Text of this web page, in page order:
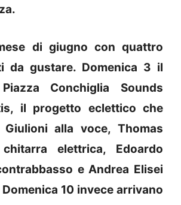
di giugno con quattro
da gustare. Domenica 3 il
Conchiglia Sounds
il progetto eclettico che
alla voce, Thomas
elettrica, Edoardo
e Andrea Elisei
10 invece arrivano